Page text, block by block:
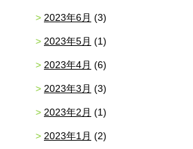
2023年6月 (3)
2023年5月 (1)
2023年4月 (6)
2023年3月 (3)
2023年2月 (1)
2023年1月 (2)